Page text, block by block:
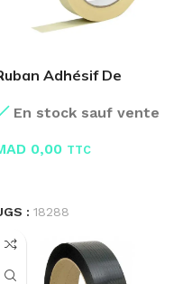
Adhésif De
En stock sauf vente
0,00 TTC
: 18288